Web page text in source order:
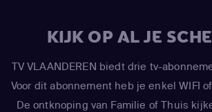
KIJK OP AL JE
TV VLAANDEREN biedt drie tv-
Voor dit abonnement heb je enkel WIFI
De ontknoping van Familie of Thuis